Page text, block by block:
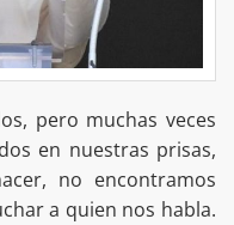
pero muchas veces
en nuestras prisas,
no encontramos
a quien nos habla.